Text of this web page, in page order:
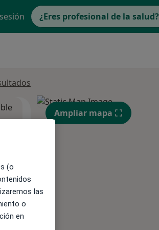
¿Eres profesional de la salud?
Ampliar mapa
(o
las
o
en